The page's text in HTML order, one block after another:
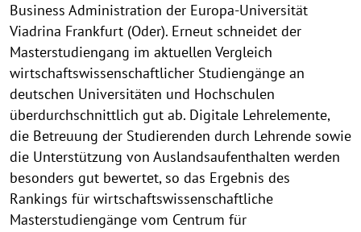
Business Administration der Europa-Universität
Viadrina Frankfurt (Oder). Erneut schneidet der
Masterstudiengang im aktuellen Vergleich
wirtschaftswissenschaftlicher Studiengänge an
deutschen Universitäten und Hochschulen
überdurchschnittlich gut ab. Digitale Lehrelemente,
die Betreuung der Studierenden durch Lehrende sowie
die Unterstützung von Auslandsaufenthalten werden
besonders gut bewertet, so das Ergebnis des
Rankings für wirtschaftswissenschaftliche
Masterstudiengänge vom Centrum für